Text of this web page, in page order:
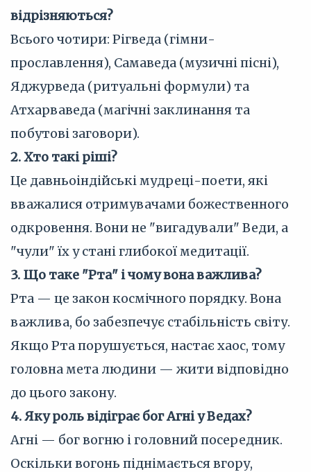
відрізняються?
Всього чотири: Рігведа (гімни-
прославлення), Самаведа (музичні пісні),
Яджурведа (ритуальні формули) та
Атхарваведа (магічні заклинання та
побутові заговори).
2. Хто такі ріші?
Це давньоіндійські мудреці-поети, які
вважалися отримувачами божественного
одкровення. Вони не "вигадували" Веди, а
"чули" їх у стані глибокої медитації.
3. Що таке "Рта" і чому вона важлива?
Рта — це закон космічного порядку. Вона
важлива, бо забезпечує стабільність світу.
Якщо Рта порушується, настає хаос, тому
головна мета людини — жити відповідно
до цього закону.
4. Яку роль відіграє бог Агні у Ведах?
Агні — бог вогню і головний посередник.
Оскільки вогонь піднімається вгору,